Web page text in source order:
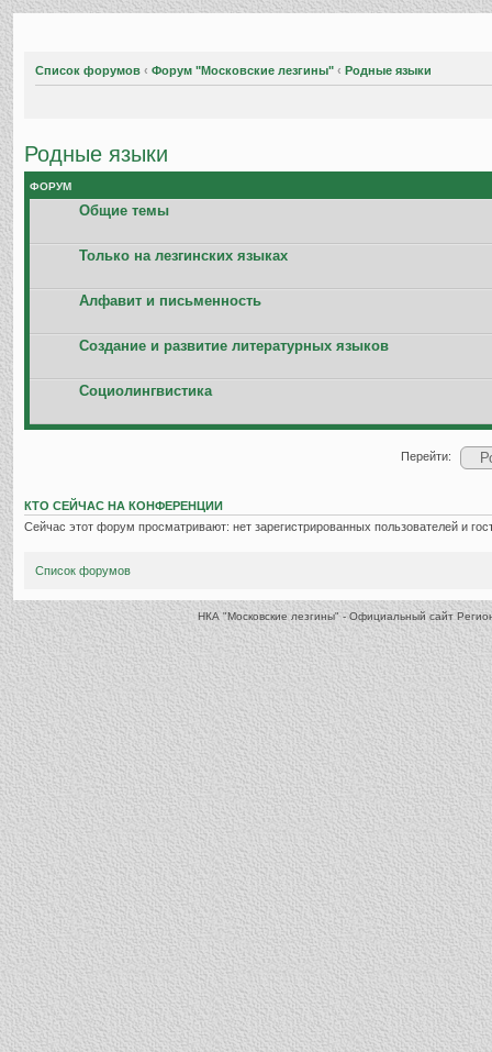
Список форумов ‹ Форум "Московские лезгины" ‹ Родные языки
Родные языки
ФОРУМ
Общие темы
Только на лезгинских языках
Алфавит и письменность
Создание и развитие литературных языков
Социолингвистика
Перейти:
КТО СЕЙЧАС НА КОНФЕРЕНЦИИ
Сейчас этот форум просматривают: нет зарегистрированных пользователей и
Список форумов
НКА "Московские лезгины" - Официальный сайт